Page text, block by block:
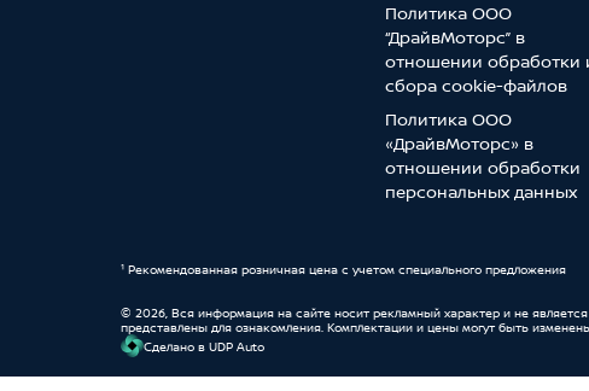
Политика ООО
“ДрайвМоторс” в
отношении обработки
сбора cookie-файлов
Политика ООО
«ДрайвМоторс» в
отношении обработки
персональных данных
¹ Рекомендованная розничная цена с учетом специального предложения
© 2026, Вся информация на сайте носит рекламный характер и не
представлены для ознакомления. Комплектации и цены могут быть
Cделано в UDP Auto